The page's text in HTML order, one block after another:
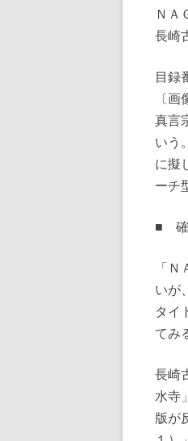
ＮＡ
長崎
目録
〔画
真言
いう
に擬
ーチ
■ 確
「
いが
タイ
てみ
長崎
水寺
版が